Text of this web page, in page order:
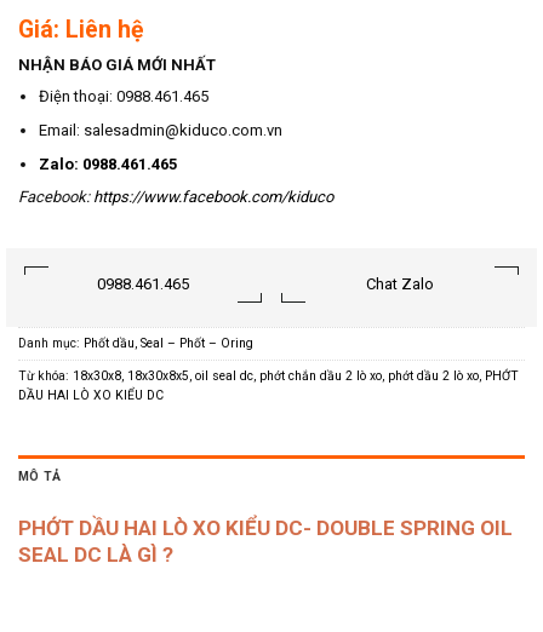
Giá: Liên hệ
NHẬN BÁO GIÁ MỚI NHẤT
Điện thoại: 0988.461.465
Email: salesadmin@kiduco.com.vn
Zalo: 0988.461.465
Facebook: https://www.facebook.com/kiduco
0988.461.465 Chat Zalo
Danh mục: Phốt dầu, Seal – Phốt – Oring
Từ khóa: 18x30x8, 18x30x8x5, oil seal dc, phớt chắn dầu 2 lò xo, phớt dầu 2 lò xo, PHỚT
DẦU HAI LÒ XO KIỂU DC
MÔ TẢ
PHỚT DẦU HAI LÒ XO KIỂU DC- DOUBLE SPRING OIL
SEAL DC LÀ GÌ ?